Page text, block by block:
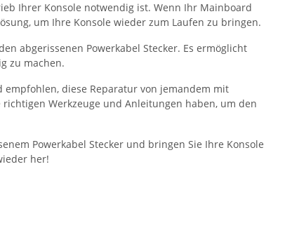
Ihrer Konsole notwendig ist. Wenn Ihr Mainboard
um Ihre Konsole wieder zum Laufen zu bringen.
abgerissenen Powerkabel Stecker. Es ermöglicht
zu machen.
diese Reparatur von jemandem mit
Werkzeuge und Anleitungen haben, um den
Powerkabel Stecker und bringen Sie Ihre Konsole
her!